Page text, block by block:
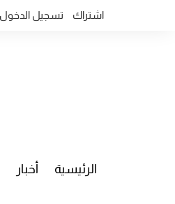
اشتراك تسجيل الدخول
الرئيسية أخبار